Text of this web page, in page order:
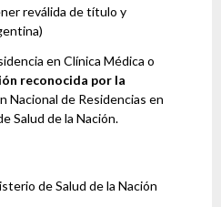
reválida de título y
en Clínica Médica o
reconocida por la
Nacional de Residencias en
Salud de la Nación.
de Salud de la Nación